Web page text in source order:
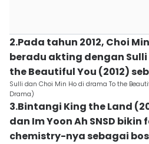
2.Pada tahun 2012, Choi
beradu akting dengan
the Beautiful You (2012)
Sulli dan Choi Min Ho di drama To the
Drama)
3.Bintangi King the Land
dan Im Yoon Ah SNSD
chemistry-nya sebagai